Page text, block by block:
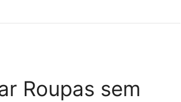
Roupas sem